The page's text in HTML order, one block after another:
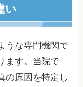
い
うな専門機関で
ます。当院で
の原因を特定し